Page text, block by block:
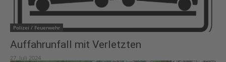
Polizei / Feuerwehr
Auffahrunfall mit Verletzten
27. Juli 2024